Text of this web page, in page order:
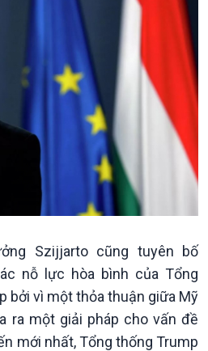
Nông nghiệp & Biển đảo
Tin Nông nghiệp & Biển
Mùa vàng
Tâm tình biên giới và hải
đảo
Tìm hiểu biển, đảo Việt
Nam
Szijjarto cũng tuyên bố
nỗ lực hòa bình của Tổng
bởi vì một thỏa thuận giữa Mỹ
ra một giải pháp cho vấn đề
mới nhất, Tổng thống Trump